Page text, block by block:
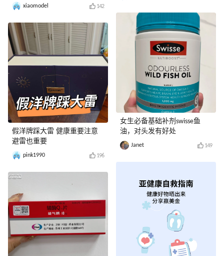
xiaomodel 142
假洋牌踩大雷 健康重要注意
避雷也重要
pink1990 196
女生必备基础补剂swisse鱼
油，对头发有好处
Janet 149